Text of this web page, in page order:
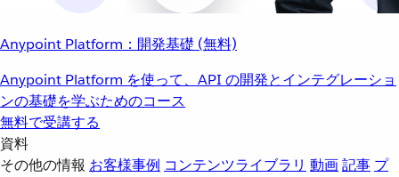
Anypoint Platform：開発基礎 (無料)
Anypoint Platform を使って、API の開発とインテグレーショ
ンの基礎を学ぶためのコース
無料で受講する
資料
その他の情報 お客様事例 コンテンツライブラリ 動画記事 プ